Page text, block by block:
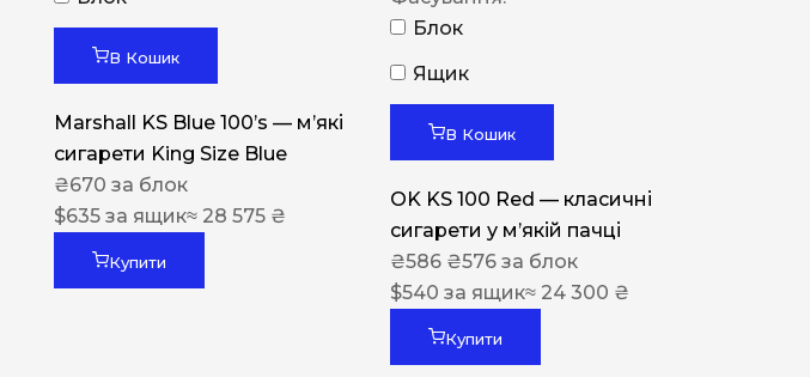
В Кошик
Marshall KS Blue 100’s — м’які
сигарети King Size Blue
₴670 за блок
$635 за ящик≈ 28 575 ₴
Купити
Блок
Ящик
В Кошик
OK KS 100 Red — класичні
сигарети у м’якій пачці
₴586 ₴576 за блок
$540 за ящик≈ 24 300 ₴
Купити